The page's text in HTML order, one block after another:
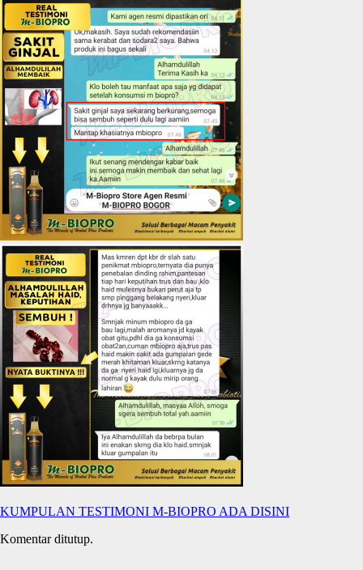
KUMPULAN TESTIMONI M-BIOPRO ADA DISINI
Komentar ditutup.